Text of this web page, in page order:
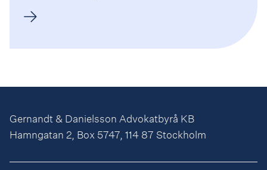
Gernandt & Danielsson Advokatbyrå KB
Hamngatan 2, Box 5747, 114 87 Stockholm